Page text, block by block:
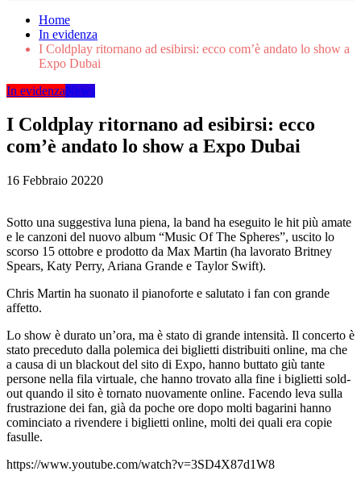
Home
In evidenza
I Coldplay ritornano ad esibirsi: ecco com’è andato lo show a
Expo Dubai
In evidenzaNews
I Coldplay ritornano ad esibirsi: ecco
com’è andato lo show a Expo Dubai
16 Febbraio 20220
Sotto una suggestiva luna piena, la band ha eseguito le hit più amate
e le canzoni del nuovo album “Music Of The Spheres”, uscito lo
scorso 15 ottobre e prodotto da Max Martin (ha lavorato Britney
Spears, Katy Perry, Ariana Grande e Taylor Swift).
Chris Martin ha suonato il pianoforte e salutato i fan con grande
affetto.
Lo show è durato un’ora, ma è stato di grande intensità. Il concerto è
stato preceduto dalla polemica dei biglietti distribuiti online, ma che
a causa di un blackout del sito di Expo, hanno buttato giù tante
persone nella fila virtuale, che hanno trovato alla fine i biglietti sold-
out quando il sito è tornato nuovamente online. Facendo leva sulla
frustrazione dei fan, già da poche ore dopo molti bagarini hanno
cominciato a rivendere i biglietti online, molti dei quali era copie
fasulle.
https://www.youtube.com/watch?v=3SD4X87d1W8